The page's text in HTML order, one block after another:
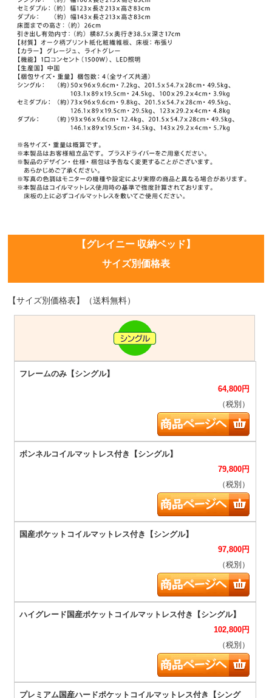
【グレイニー 収納ベッド】
サイズ別価格表
【サイズ別価格表】（送料無料）
64,800円
（税別）
79,800円
（税別）
97,800円
（税別）
102,800円
（税別）